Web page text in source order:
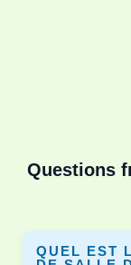
Questions
QUEL EST